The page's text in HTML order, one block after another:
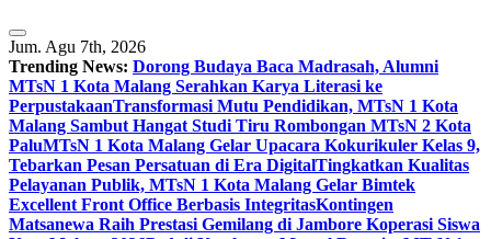
Jum. Agu 7th, 2026
Trending News: Dorong Budaya Baca Madrasah, Alumni
MTsN 1 Kota Malang Serahkan Karya Literasi ke
PerpustakaanTransformasi Mutu Pendidikan, MTsN 1 Kota
Malang Sambut Hangat Studi Tiru Rombongan MTsN 2 Kota
PaluMTsN 1 Kota Malang Gelar Upacara Kokurikuler Kelas 9,
Tebarkan Pesan Persatuan di Era DigitalTingkatkan Kualitas
Pelayanan Publik, MTsN 1 Kota Malang Gelar Bimtek
Excellent Front Office Berbasis IntegritasKontingen
Matsanewa Raih Prestasi Gemilang di Jambore Koperasi Siswa